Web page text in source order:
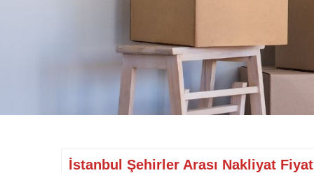
İstanbul Şehirler Arası Nakliyat